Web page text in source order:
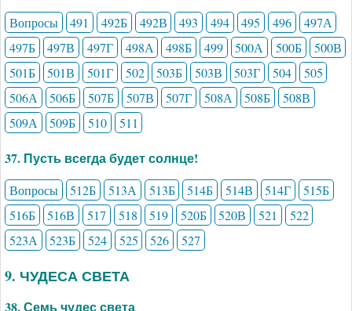
Вопросы 491 492Б 492В 493 494 495 496
497А
497Б
497В 497Г 498А 498Б 499 500А 500Б
500В
501Б
501В 501Г 502 503Б 503В 503Г 504
505
506А
506Б 507Б 507В 507Г 508А 508Б
508В
509А
509Б 510 511
37. Пусть всегда будет солнце!
Вопросы 512Б 513А 513Б 514Б 514В 514Г
515Б
516Б
516В 517 518 519 520Б 520В 521
522
523А
523Б 524 525 526 527
9. ЧУДЕСА СВЕТА
38. Семь чудес света